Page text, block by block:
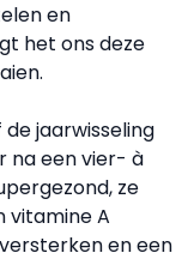
en
het ons deze
jaarwisseling
na een vier- à
ze
vitamine A
en een